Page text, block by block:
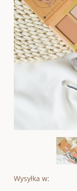
Wysyłka w: